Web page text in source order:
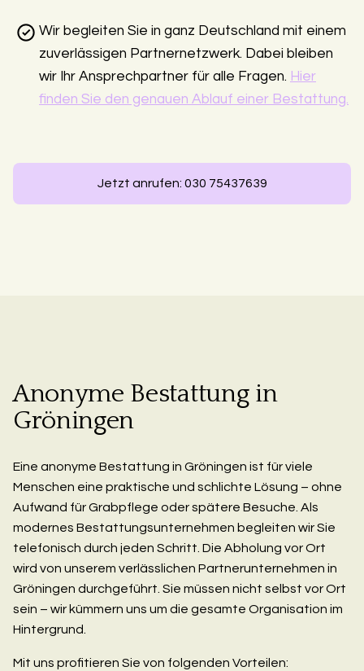
Wir begleiten Sie in ganz Deutschland mit einem
zuverlässigen Partnernetzwerk. Dabei bleiben
wir Ihr Ansprechpartner für alle Fragen. Hier
finden Sie den genauen Ablauf einer Bestattung.
Jetzt anrufen: 030 75437639
Anonyme Bestattung in
Gröningen
Eine anonyme Bestattung in Gröningen ist für viele
Menschen eine praktische und schlichte Lösung – ohne
Aufwand für Grabpflege oder spätere Besuche. Als
modernes Bestattungsunternehmen begleiten wir Sie
telefonisch durch jeden Schritt. Die Abholung vor Ort
wird von unserem verlässlichen Partnerunternehmen in
Gröningen durchgeführt. Sie müssen nicht selbst vor Ort
sein – wir kümmern uns um die gesamte Organisation im
Hintergrund.
Mit uns profitieren Sie von folgenden Vorteilen: